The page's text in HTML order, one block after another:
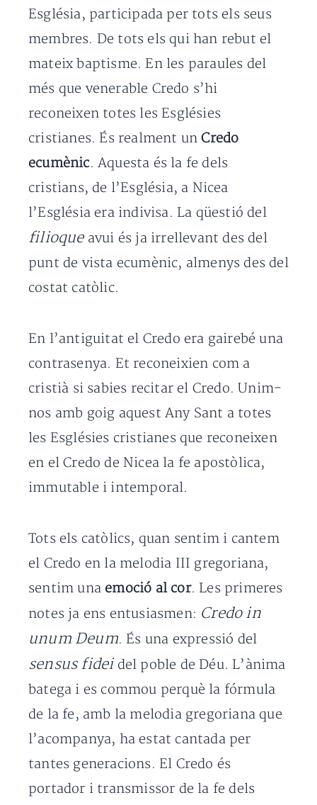
Església, participada per tots els seus
membres. De tots els qui han rebut el
mateix baptisme. En les paraules del
més que venerable Credo s’hi
reconeixen totes les Esglésies
cristianes. És realment unCredo
ecumènic. Aquesta és la fe dels
cristians, de l’Església, a Nicea
l’Església era indivisa. La qüestió del
filioqueavui és ja irrellevant des del
punt de vista ecumènic, almenys des del
costat catòlic.
En l’antiguitat el Credo era gairebé una
contrasenya. Et reconeixien com a
cristià si sabies recitar el Credo. Unim-
nos amb goig aquest Any Sant a totes
les Esglésies cristianes que reconeixen
en el Credo de Nicea la fe apostòlica,
immutable i intemporal.
Tots els catòlics, quan sentim i cantem
el Credo en la melodia III gregoriana,
sentim una emoció al cor. Les primeres
notes ja ens entusiasmen: Credo in
unum Deum. És una expressió del
sensus fidei del poble de Déu. L’ànima
batega i es commou perquè la fórmula
de la fe, amb la melodia gregoriana que
l’acompanya, ha estat cantada per
tantes generacions. El Credo és
portador i transmissor de la fe dels